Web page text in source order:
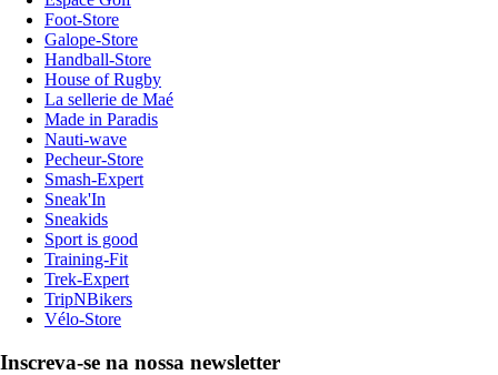
Foot-Store
Galope-Store
Handball-Store
House of Rugby
La sellerie de Maé
Made in Paradis
Nauti-wave
Pecheur-Store
Smash-Expert
Sneak'In
Sneakids
Sport is good
Training-Fit
Trek-Expert
TripNBikers
Vélo-Store
Inscreva-se na nossa newsletter